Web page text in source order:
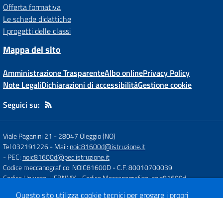
Offerta formativa
Le schede didattiche
I progetti delle classi
Mappa del sito
Amministrazione TrasparenteAlbo onlinePrivacy Policy
Note LegaliDichiarazioni di accessibilitàGestione cookie
Seguici su:
Viale Paganini 21 -28047 Oleggio (NO)
Tel 032191226- Mail: noic81600d@istruzione.it
- PEC: noic81600d@pec.istruzione.it
Codice meccanografico: NOIC81600D- C.F. 80010700039
Codice Univoco: UFBNMX- Codice Meccanografico: noic81600d
Questo sito utilizza cookie tecnici per erogare i propri